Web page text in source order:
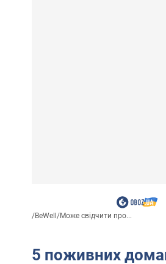
/BeWell/Може свідчити про...
5 поживних